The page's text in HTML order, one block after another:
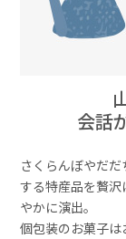
会話
さくらんぼやだ
する特産品を贅
やかに演出。
個包装のお菓子